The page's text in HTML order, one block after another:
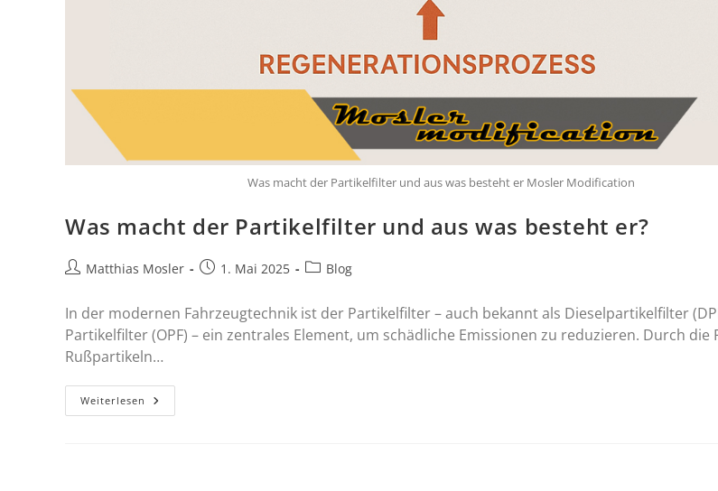
Was macht der Partikelfilter und aus was besteht er Mosler Modification
Was macht der Partikelfilter und aus was besteht er?
Matthias Mosler 1. Mai 2025 Blog
In der modernen Fahrzeugtechnik ist der Partikelfilter – auch bekannt als Dieselpartikelfilter
Partikelfilter (OPF) – ein zentrales Element, um schädliche Emissionen zu reduzieren. Durch die
Rußpartikeln…
Weiterlesen